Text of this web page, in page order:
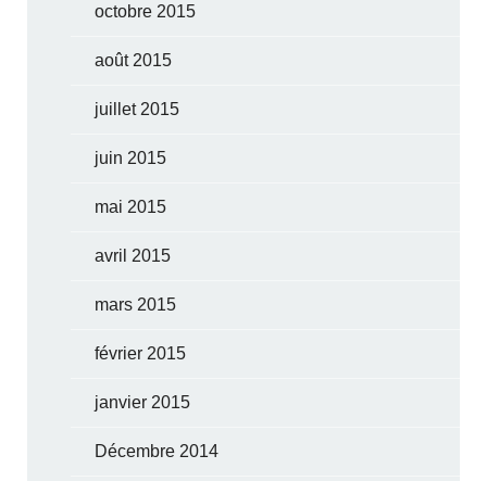
octobre 2015
août 2015
juillet 2015
juin 2015
mai 2015
avril 2015
mars 2015
février 2015
janvier 2015
Décembre 2014